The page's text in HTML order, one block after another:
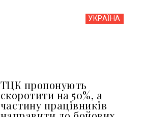
УКРАЇНА
ТЦК пропонують
скоротити на 50%, а
частину працівників